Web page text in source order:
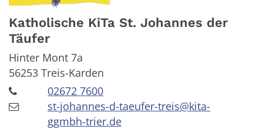
Katholische KiTa St. Johannes der
Täufer
Hinter Mont 7a
56253 Treis-Karden
02672 7600
st-johannes-d-taeufer-treis@kita-
ggmbh-trier.de